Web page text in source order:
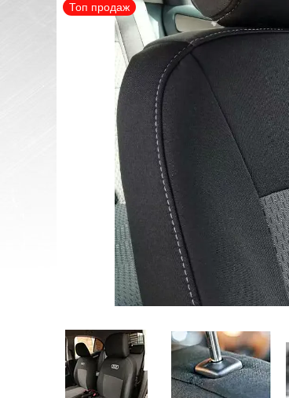
Топ продаж